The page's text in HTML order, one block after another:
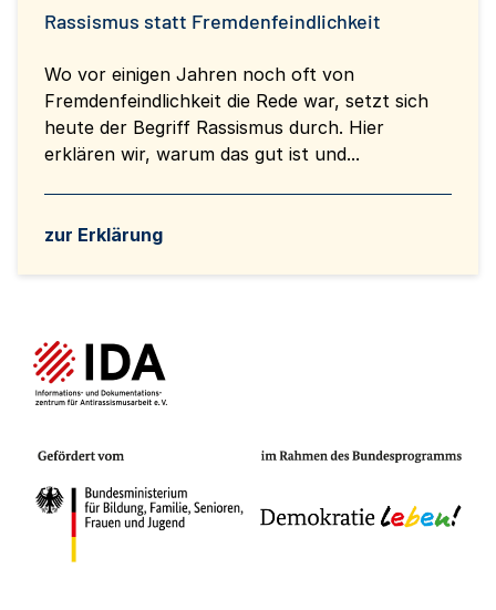
Rassismus statt Fremdenfeindlichkeit
Wo vor einigen Jahren noch oft von
Fremdenfeindlichkeit die Rede war, setzt sich
heute der Begriff Rassismus durch. Hier
erklären wir, warum das gut ist und...
zur Erklärung